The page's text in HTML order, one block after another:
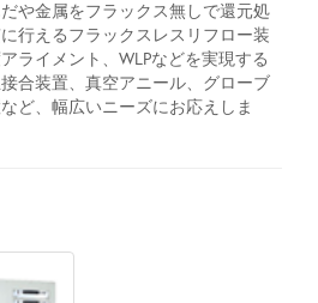
や金属をフラックス無しで還元処
行えるフラックスレスリフロー装
ライメント、WLPなどを実現する
合装置、真空アニール、グローブ
ど、幅広いニーズにお応えしま